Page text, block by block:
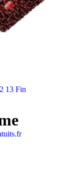
13 Fin